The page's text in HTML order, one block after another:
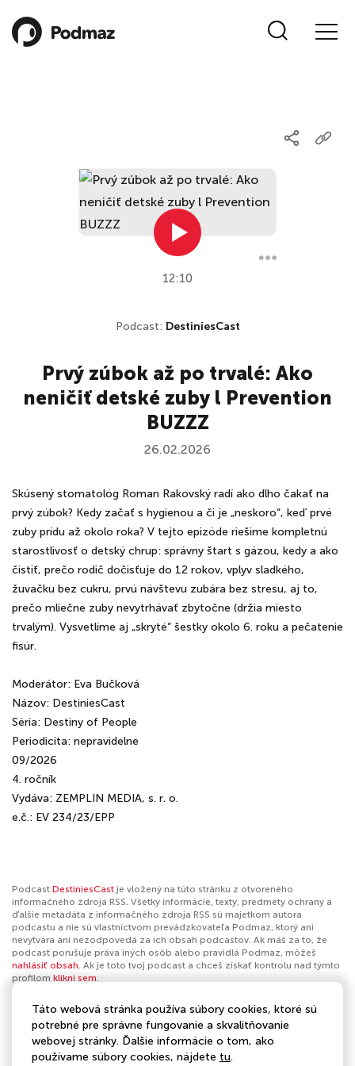
12:10
Podcast: DestiniesCast
Prvý zúbok až po trvalé: Ako
neničiť detské zuby l Prevention
BUZZZ
26.02.2026
Skúsený stomatológ Roman Rakovský radí ako dlho čakať na
prvý zúbok? Kedy začať s hygienou a či je „neskoro“, keď prvé
zuby prídu až okolo roka? V tejto epizóde riešime kompletnú
starostlivosť o detský chrup: správny štart s gázou, kedy a ako
čistiť, prečo rodič dočisťuje do 12 rokov, vplyv sladkého,
žuvačku bez cukru, prvú návštevu zubára bez stresu, aj to,
prečo mliečne zuby nevytrhávať zbytočne (držia miesto
trvalým). Vysvetlíme aj „skryté“ šestky okolo 6. roku a pečatenie
fisúr.
Moderátor: Eva Bučková
Názov: DestiniesCast
Séria: Destiny of People
Periodicita: nepravidelne
09/2026
4. ročník
Vydáva: ZEMPLIN MEDIA, s. r. o.
e.č.: EV 234/23/EPP
Podcast DestiniesCast je vložený na túto stránku z otvoreného
informačného zdroja RSS. Všetky informácie, texty, predmety ochrany a
ďalšie metadáta z informačného zdroja RSS sú majetkom autora
podcastu a nie sú vlastníctvom prevádzkovateľa Podmaz, ktorý ani
nevytvára ani nezodpovedá za ich obsah podcastov. Ak máš za to, že
podcast porušuje práva iných osôb alebo pravidlá Podmaz, môžeš
nahlásiť obsah. Ak je toto tvoj podcast a chceš získať kontrolu nad týmto
profilom klikni sem.
Autor:DestiniesCast
Kategórie:Spoločnosť a kultúra,Denné správy,Komentáre k
Táto webová stránka používa súbory cookies, ktoré sú
potrebné pre správne fungovanie a skvalitňovanie
webovej stránky. Ďalšie informácie o tom, ako
používame súbory cookies, nájdete tu.